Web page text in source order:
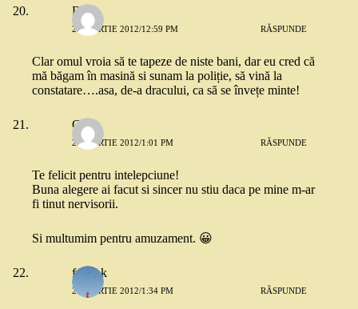
Deea
22 MARTIE 2012/12:59 PM RĂSPUNDE
Clar omul vroia să te tapeze de niste bani, dar eu cred că
mă băgam în masină si sunam la poliție, să vină la
constatare….asa, de-a dracului, ca să se învețe minte!
Cata
22 MARTIE 2012/1:01 PM RĂSPUNDE
Te felicit pentru intelepciune!
Buna alegere ai facut si sincer nu stiu daca pe mine m-ar
fi tinut nervisorii.
Si multumim pentru amuzament. 😀
frmshk
22 MARTIE 2012/1:34 PM RĂSPUNDE